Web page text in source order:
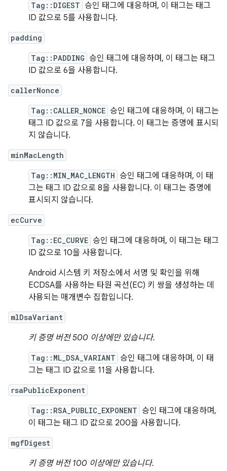
Tag::DIGEST 승인 태그에 대응하며, 이 태그는 태그
ID 값으로 5를 사용합니다.
padding
Tag::PADDING 승인 태그에 대응하며, 이 태그는 태그
ID 값으로 6을 사용합니다.
callerNonce
Tag::CALLER_NONCE 승인 태그에 대응하며, 이 태그는
태그 ID 값으로 7을 사용합니다. 이 태그는 증명에 표시되
지 않습니다.
minMacLength
Tag::MIN_MAC_LENGTH 승인 태그에 대응하며, 이 태
그는 태그 ID 값으로 8을 사용합니다. 이 태그는 증명에
표시되지 않습니다.
ecCurve
Tag::EC_CURVE 승인 태그에 대응하며, 이 태그는 태그
ID 값으로 10을 사용합니다.
Android 시스템 키 저장소에서 서명 및 확인을 위해
ECDSA를 사용하는 타원 곡선(EC) 키 쌍을 생성하는 데
사용되는 매개변수 집합입니다.
mlDsaVariant
키 증명 버전 500 이상에만 있습니다.
Tag::ML_DSA_VARIANT 승인 태그에 대응하며, 이 태
그는 태그 ID 값으로 11을 사용합니다.
rsaPublicExponent
Tag::RSA_PUBLIC_EXPONENT 승인 태그에 대응하며,
이 태그는 태그 ID 값으로 200을 사용합니다.
mgfDigest
키 증명 버전 100 이상에만 있습니다.